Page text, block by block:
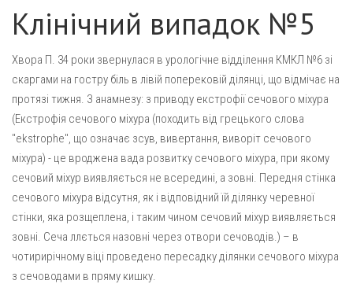
Клінічний випадок №5
Хвора П. 34 роки звернулася в урологічне відділення КМКЛ №6 зі
скаргами на гостру біль в лівій поперековій ділянці, що відмічає на
протязі тижня. З анамнезу: з приводу екстрофії сечового міхура
(Екстрофія сечового міхура (походить від грецького слова
"ekstrophe", що означає зсув, вивертання, виворіт сечового
міхура) - це вроджена вада розвитку сечового міхура, при якому
сечовий міхур виявляється не всередині, а зовні. Передня стінка
сечового міхура відсутня, як і відповідний їй ділянку черевної
стінки, яка розщеплена, і таким чином сечовий міхур виявляється
зовні. Сеча ллється назовні через отвори сечоводів.) – в
чотирирічному віці проведено пересадку ділянки сечового міхура
з сечоводами в пряму кишку.